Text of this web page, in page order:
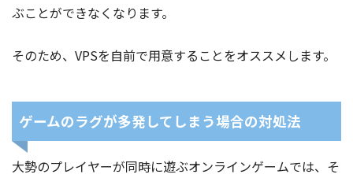
ぶことができなくなります。
そのため、VPSを自前で用意することをオススメします。
ゲームのラグが多発してしまう場合の対処法
大勢のプレイヤーが同時に遊ぶオンラインゲームでは、そ